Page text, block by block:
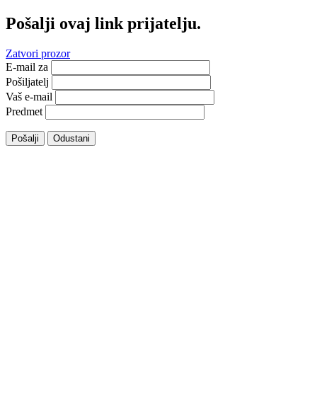
Pošalji ovaj link prijatelju.
Zatvori prozor
E-mail za
Pošiljatelj
Vaš e-mail
Predmet
Pošalji Odustani